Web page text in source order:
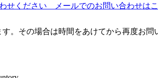
。その場合は時間をあけてから再度お問